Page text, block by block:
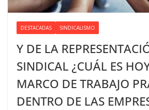
DESTACADAS SINDICALISMO
Y DE LA
SINDICAL ¿CUÁL ES
MARCO DE TRABAJO
DENTRO DE LAS